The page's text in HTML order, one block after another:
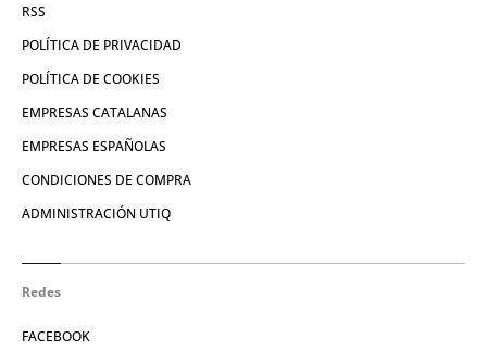
RSS
POLÍTICA DE PRIVACIDAD
POLÍTICA DE COOKIES
EMPRESAS CATALANAS
EMPRESAS ESPAÑOLAS
CONDICIONES DE COMPRA
ADMINISTRACIÓN UTIQ
Redes
FACEBOOK